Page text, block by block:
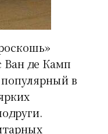
Ван де Камп
в